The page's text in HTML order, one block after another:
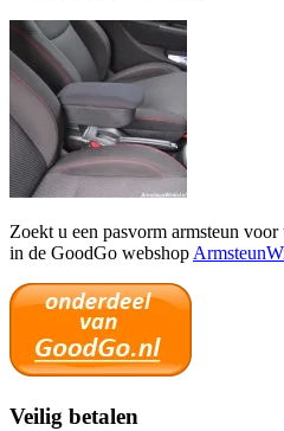
Zoekt u een pasvorm armsteun
in de GoodGo webshop
Veilig betalen